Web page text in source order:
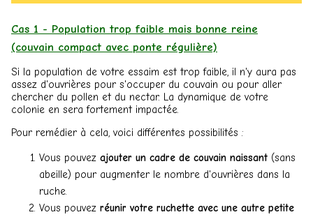
Cas 1 - Population trop faible mais bonne reine
(couvain compact avec ponte régulière)
Si la population de votre essaim est trop faible, il n'y aura pas
assez d'ouvrières pour s'occuper du couvain ou pour aller
chercher du pollen et du nectar. La dynamique de votre
colonie en sera fortement impactée.
Pour remédier à cela, voici différentes possibilités :
Vous pouvez ajouter un cadre de couvain naissant (sans
abeille) pour augmenter le nombre d'ouvrières dans la
ruche.
Vous pouvez réunir votre ruchette avec une autre petite